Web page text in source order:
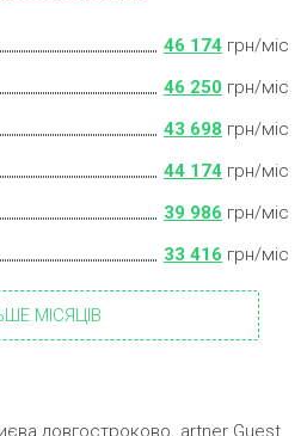
46 174 грн/міс
46 250 грн/міс
43 698 грн/міс
44 174 грн/міс
39 986 грн/міс
33 416 грн/міс
МІСЯЦІВ